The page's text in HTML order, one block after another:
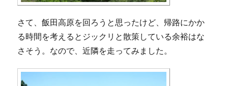
さて、飯田高原を回ろうと思ったけど、帰路にかか
る時間を考えるとジックリと散策している余裕はな
さそう。なので、近隣を走ってみました。